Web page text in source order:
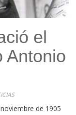
el
Antonio
de 1905